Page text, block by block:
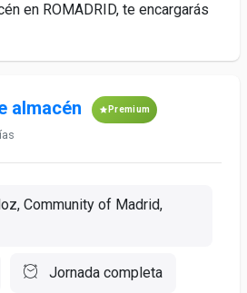
en ROMADRID, te encargarás
almacén Premium
Community of Madrid,
Jornada completa